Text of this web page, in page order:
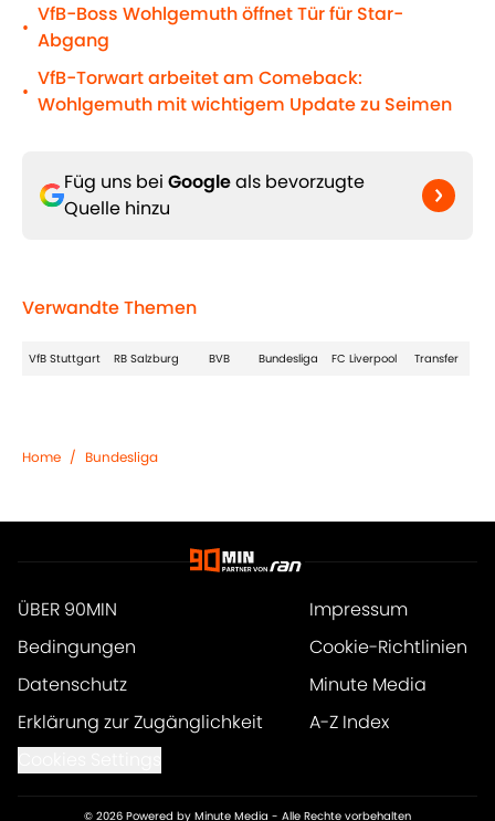
•
VfB-Boss Wohlgemuth öffnet Tür für Star-
Abgang
•
VfB-Torwart arbeitet am Comeback:
Wohlgemuth mit wichtigem Update zu Seimen
Füg uns bei Googleals bevorzugte
Quelle hinzu
Verwandte Themen
VfB Stuttgart RB Salzburg BVB Bundesliga FC Liverpool Transfer
Home / Bundesliga
ÜBER 90MIN
Impressum
Bedingungen
Cookie-Richtlinien
Datenschutz
Minute Media
Erklärung zur Zugänglichkeit
A-Z Index
© 2026 Powered by Minute Media - Alle Rechte vorbehalten